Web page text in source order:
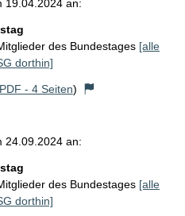
19.04.2024 an:
des Bundestages [alle
dorthin]
PDF - 4 Seiten)
24.09.2024 an:
des Bundestages [alle
dorthin]